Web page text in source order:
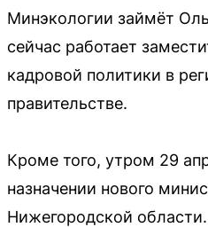
Минэкологии займёт
сейчас работает
кадровой политики в
правительстве.
Кроме того, утром 29
назначении нового
Нижегородской области.